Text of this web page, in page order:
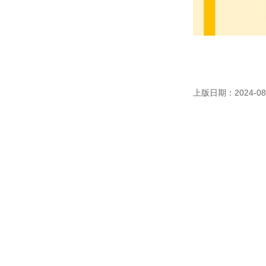
上版日期：2024-